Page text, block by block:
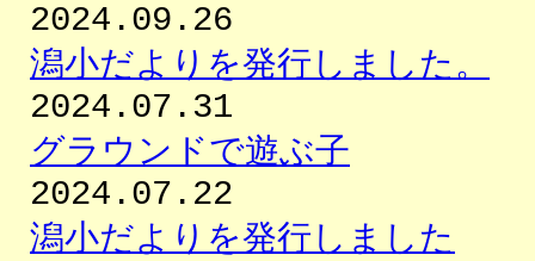
2024.09.26
潟小だよりを発行しました。
2024.07.31
グラウンドで遊ぶ子
2024.07.22
潟小だよりを発行しました